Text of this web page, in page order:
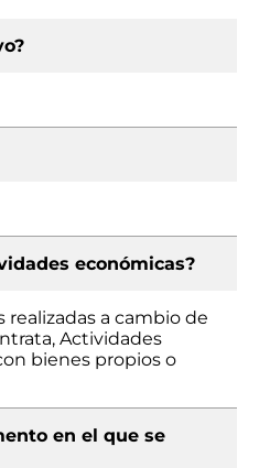
económicas?
a cambio de
Actividades
bienes propios o
en el que se